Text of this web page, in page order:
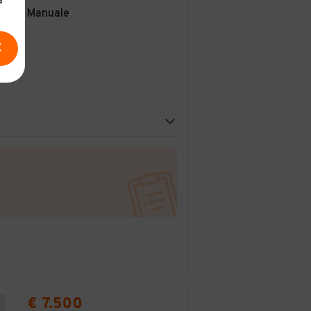
Manuale
€ 7.500